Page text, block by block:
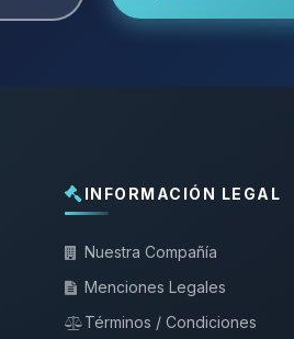
INFORMACIÓN LEGAL
Nuestra Compañía
Menciones Legales
Términos / Condiciones